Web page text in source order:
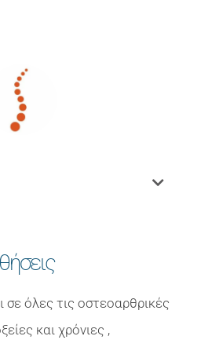
όλες τις οστεοαρθρικές
και χρόνιες ,